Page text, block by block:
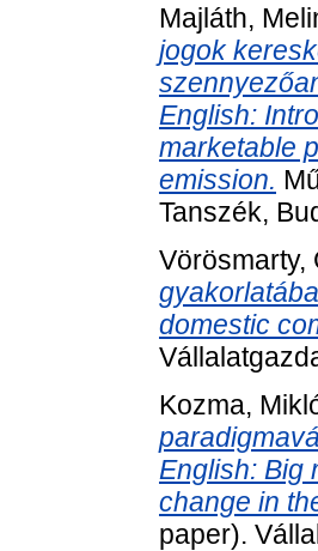
Majláth,
jogok
English:
marketable
emission.
Tanszék,
Vörösmarty,
domestic
Kozma,
English: Big
change in
paper).